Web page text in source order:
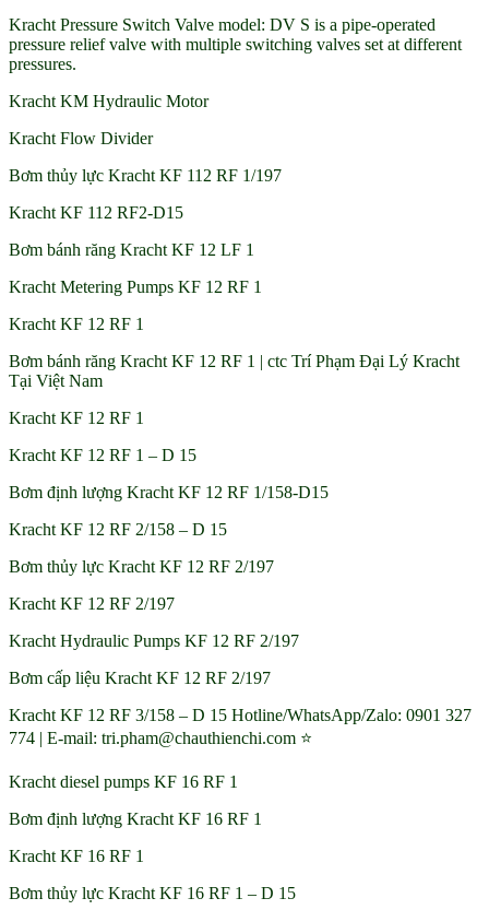
Kracht Pressure Switch Valve model: DV S is a pipe-operated
pressure relief valve with multiple switching valves set at different
pressures.
Kracht KM Hydraulic Motor
Kracht Flow Divider
Bơm thủy lực Kracht KF 112 RF 1/197
Kracht KF 112 RF2-D15
Bơm bánh răng Kracht KF 12 LF 1
Kracht Metering Pumps KF 12 RF 1
Kracht KF 12 RF 1
Bơm bánh răng Kracht KF 12 RF 1 | ctc Trí Phạm Đại Lý Kracht
Tại Việt Nam
Kracht KF 12 RF 1
Kracht KF 12 RF 1 – D 15
Bơm định lượng Kracht KF 12 RF 1/158-D15
Kracht KF 12 RF 2/158 – D 15
Bơm thủy lực Kracht KF 12 RF 2/197
Kracht KF 12 RF 2/197
Kracht Hydraulic Pumps KF 12 RF 2/197
Bơm cấp liệu Kracht KF 12 RF 2/197
Kracht KF 12 RF 3/158 – D 15 Hotline/WhatsApp/Zalo: 0901 327
774 | E-mail: tri.pham@chauthienchi.com ⭐
Kracht diesel pumps KF 16 RF 1
Bơm định lượng Kracht KF 16 RF 1
Kracht KF 16 RF 1
Bơm thủy lực Kracht KF 16 RF 1 – D 15